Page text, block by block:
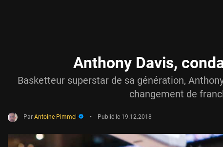
Anthony Davis,
Basketteur superstar de sa génération,
changement de
Par Antoine Pimmel • Publié le 19.12.2018